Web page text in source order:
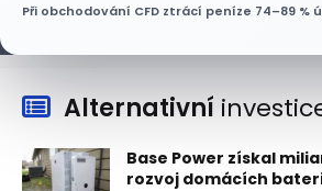
Při obchodování CFD ztrácí peníze 74–89 %
Alternativní
Base Power získal
rozvoj domácích